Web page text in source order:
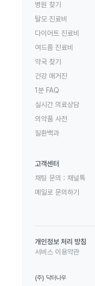
병원 찾기
탈모 진료비
다이어트 진료비
여드름 진료비
약국 찾기
건강 매거진
1분 FAQ
실시간 의료상담
의약품 사전
질환백과
고객센터
채팅 문의 : 채널톡
메일로 문의하기
개인정보 처리 방침
서비스 이용약관
(주) 닥터나우